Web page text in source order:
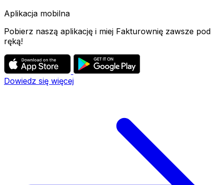
Aplikacja mobilna
Pobierz naszą aplikację i miej Fakturownię zawsze pod
ręką!
Dowiedz się więcej